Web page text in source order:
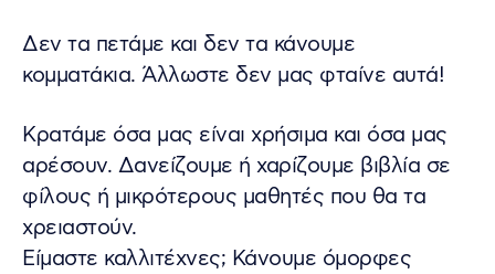
Δεν τα πετάμε και δεν τα κάνουμε
κομματάκια. Άλλωστε δεν μας φταίνε αυτά!
Κρατάμε όσα μας είναι χρήσιμα και όσα μας
αρέσουν. Δανείζουμε ή χαρίζουμε βιβλία σε
φίλους ή μικρότερους μαθητές που θα τα
χρειαστούν.
Είμαστε καλλιτέχνες; Κάνουμε όμορφες